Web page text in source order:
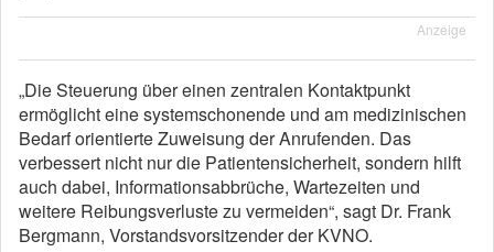
Anzeige
„Die Steuerung über einen zentralen Kontaktpunkt
ermöglicht eine systemschonende und am medizinischen
Bedarf orientierte Zuweisung der Anrufenden. Das
verbessert nicht nur die Patientensicherheit, sondern hilft
auch dabei, Informationsabbrüche, Wartezeiten und
weitere Reibungsverluste zu vermeiden“, sagt Dr. Frank
Bergmann, Vorstandsvorsitzender der KVNO.